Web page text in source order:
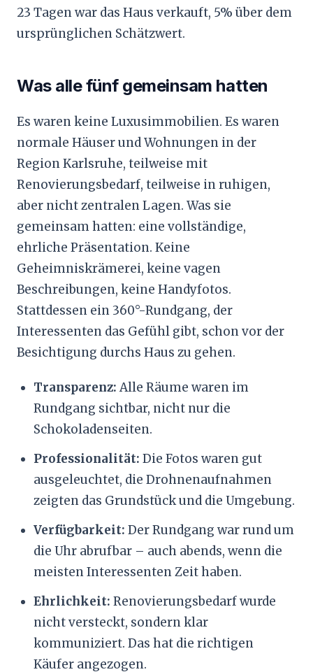
23 Tagen war das Haus verkauft, 5% über dem
ursprünglichen Schätzwert.
Was alle fünf gemeinsam hatten
Es waren keine Luxusimmobilien. Es waren
normale Häuser und Wohnungen in der
Region Karlsruhe, teilweise mit
Renovierungsbedarf, teilweise in ruhigen,
aber nicht zentralen Lagen. Was sie
gemeinsam hatten: eine vollständige,
ehrliche Präsentation. Keine
Geheimniskrämerei, keine vagen
Beschreibungen, keine Handyfotos.
Stattdessen ein 360°-Rundgang, der
Interessenten das Gefühl gibt, schon vor der
Besichtigung durchs Haus zu gehen.
Transparenz: Alle Räume waren im
Rundgang sichtbar, nicht nur die
Schokoladenseiten.
Professionalität: Die Fotos waren gut
ausgeleuchtet, die Drohnenaufnahmen
zeigten das Grundstück und die Umgebung.
Verfügbarkeit: Der Rundgang war rund um
die Uhr abrufbar – auch abends, wenn die
meisten Interessenten Zeit haben.
Ehrlichkeit: Renovierungsbedarf wurde
nicht versteckt, sondern klar
kommuniziert. Das hat die richtigen
Käufer angezogen.